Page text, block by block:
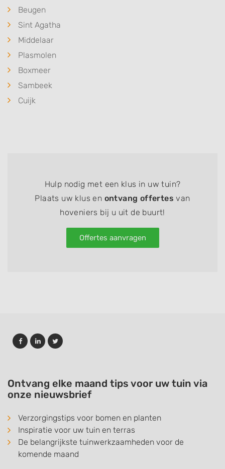
Beugen
Sint Agatha
Middelaar
Plasmolen
Boxmeer
Sambeek
Cuijk
Hulp nodig met een klus in uw tuin?
Plaats uw klus en ontvang offertes van
hoveniers bij u uit de buurt!
Offertes aanvragen
Ontvang elke maand tips voor uw tuin via
onze nieuwsbrief
Verzorgingstips voor bomen en planten
Inspiratie voor uw tuin en terras
De belangrijkste tuinwerkzaamheden voor de
komende maand